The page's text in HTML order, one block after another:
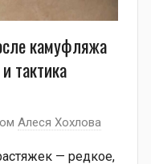
камуфляжа
тактика
Алеся Хохлова
— редкое,